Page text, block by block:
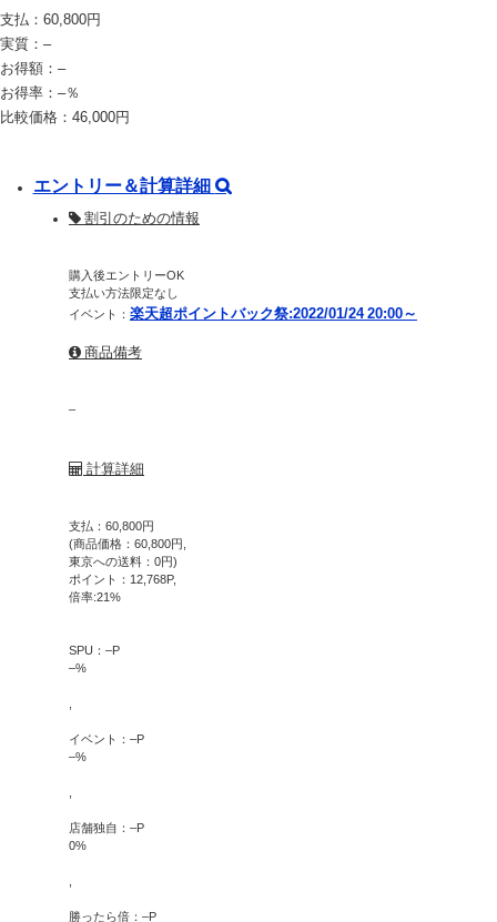
支払： 60,800円
実質： –
お得額： –
お得率： –％
比較価格： 46,000円
エントリー＆計算詳細
割引のための情報
購入後エントリーOK
支払い方法限定なし
イベント： 楽天超ポイントバック祭:2022/01/24 20:00～
商品備考
–
計算詳細
支払： 60,800円
(商品価格： 60,800円,
東京への送料： 0円)
ポイント： 12,768P,
倍率:21 %
SPU： –P
–%
イベント： –P
–%
店舗独自： –P
0%
勝ったら倍： –P